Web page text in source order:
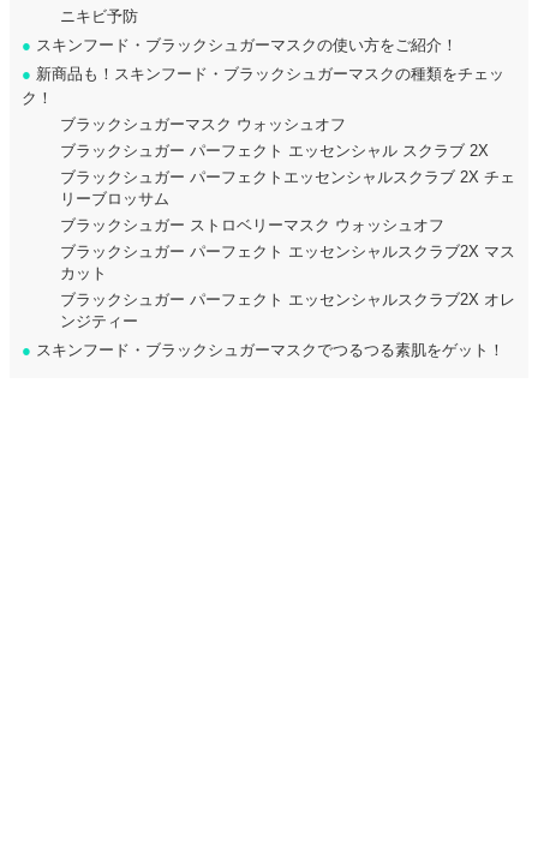
ニキビ予防
● スキンフード・ブラックシュガーマスクの使い方をご紹介！
● 新商品も！スキンフード・ブラックシュガーマスクの種類をチェッ
ク！
ブラックシュガーマスク ウォッシュオフ
ブラックシュガー パーフェクト エッセンシャル スクラブ 2X
ブラックシュガー パーフェクトエッセンシャルスクラブ 2X チェ
リーブロッサム
ブラックシュガー ストロベリーマスク ウォッシュオフ
ブラックシュガー パーフェクト エッセンシャルスクラブ2X マス
カット
ブラックシュガー パーフェクト エッセンシャルスクラブ2X オレ
ンジティー
● スキンフード・ブラックシュガーマスクでつるつる素肌をゲット！